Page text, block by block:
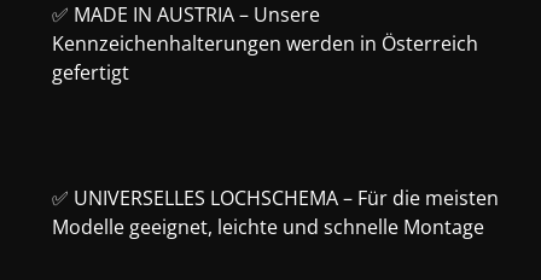
✅ MADE IN AUSTRIA – Unsere
Kennzeichenhalterungen werden in Österreich
gefertigt
✅ UNIVERSELLES LOCHSCHEMA – Für die meisten
Modelle geeignet, leichte und schnelle Montage